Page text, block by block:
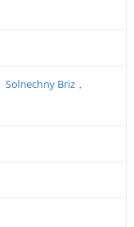
Solnechny Briz，